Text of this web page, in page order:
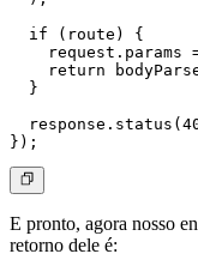
  if (route) {
request.params
return
  }
E pronto, agora nosso
retorno dele é: